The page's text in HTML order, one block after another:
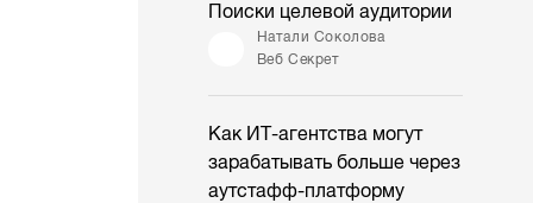
Поиски целевой аудитории
Натали Соколова
Веб Секрет
Как ИТ-агентства могут
зарабатывать больше через
аутстафф-платформу